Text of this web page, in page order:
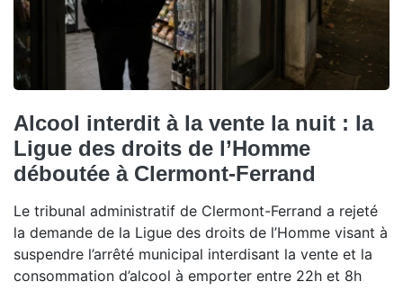
Alcool interdit à la vente la nuit : la
Ligue des droits de l’Homme
déboutée à Clermont-Ferrand
Le tribunal administratif de Clermont-Ferrand a rejeté
la demande de la Ligue des droits de l’Homme visant à
suspendre l’arrêté municipal interdisant la vente et la
consommation d’alcool à emporter entre 22h et 8h